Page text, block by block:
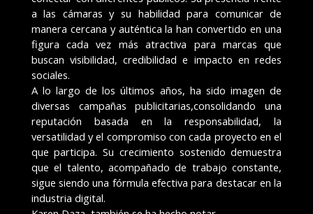
a las cámaras y su habilidad para comunicar de
manera cercana y auténtica la han convertido en una
figura cada vez más atractiva para marcas que
buscan visibilidad, credibilidad e impacto en redes
sociales.
A lo largo de los últimos años, ha sido imagen de
diversas campañas publicitarias,consolidando una
reputación basada en la responsabilidad, la
versatilidad y el compromiso con cada proyecto en el
que participa. Su crecimiento sostenido demuestra
que el talento, acompañado de trabajo constante,
sigue siendo una fórmula efectiva para destacar en la
industria digital.